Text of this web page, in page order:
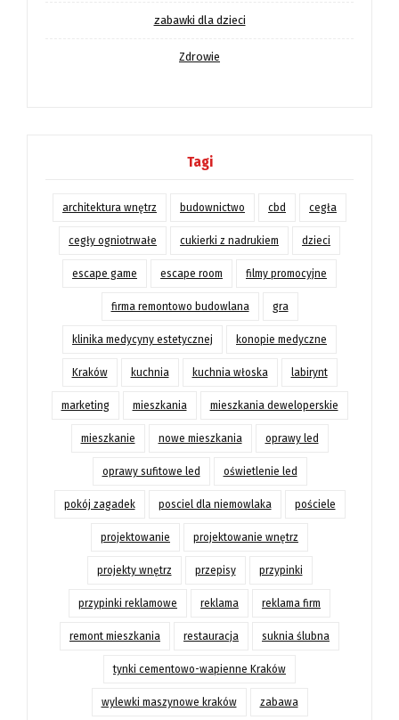
zabawki dla dzieci
Zdrowie
Tagi
architektura wnętrz budownictwo cbd cegła
cegły ogniotrwałe cukierki z nadrukiem dzieci
escape game escape room filmy promocyjne
firma remontowo budowlana gra
klinika medycyny estetycznej konopie medyczne
Kraków kuchnia kuchnia włoska labirynt
marketing mieszkania mieszkania deweloperskie
mieszkanie nowe mieszkania oprawy led
oprawy sufitowe led oświetlenie led
pokój zagadek posciel dla niemowlaka pościele
projektowanie projektowanie wnętrz
projekty wnętrz przepisy przypinki
przypinki reklamowe reklama reklama firm
remont mieszkania restauracja suknia ślubna
tynki cementowo-wapienne Kraków
wylewki maszynowe kraków zabawa